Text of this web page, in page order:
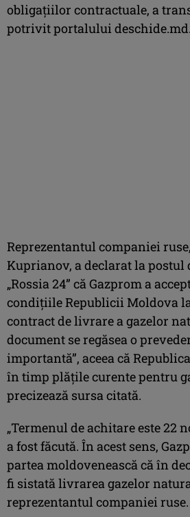
obligaţiilor contractuale, a
potrivit portalului deschide.md.
Reprezentantul companiei
Kuprianov, a declarat la postul
„Rossia 24” că Gazprom a
condiţiile Republicii Moldova
contract de livrare a gazelor
document se regăsea o
importantă”, aceea că
în timp plăţile curente pentru
precizează sursa citată.
„Termenul de achitare este 22
a fost făcută. În acest sens,
partea moldovenească că în
fi sistată livrarea gazelor
reprezentantul companiei ruse.